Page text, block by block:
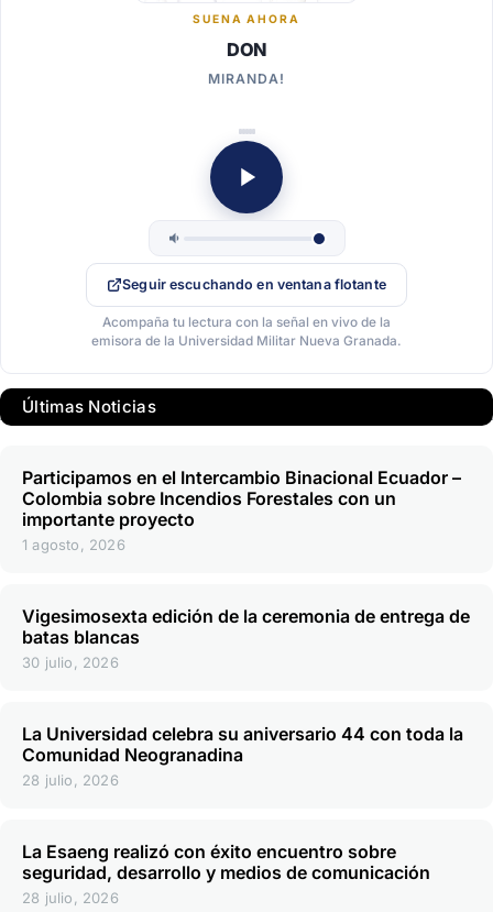
SUENA AHORA
DON
MIRANDA!
Seguir escuchando en ventana flotante
Acompaña tu lectura con la señal en vivo de la
emisora de la Universidad Militar Nueva Granada.
Últimas Noticias
Participamos en el Intercambio Binacional Ecuador –
Colombia sobre Incendios Forestales con un
importante proyecto
1 agosto, 2026
Vigesimosexta edición de la ceremonia de entrega de
batas blancas
30 julio, 2026
La Universidad celebra su aniversario 44 con toda la
Comunidad Neogranadina
28 julio, 2026
La Esaeng realizó con éxito encuentro sobre
seguridad, desarrollo y medios de comunicación
28 julio, 2026